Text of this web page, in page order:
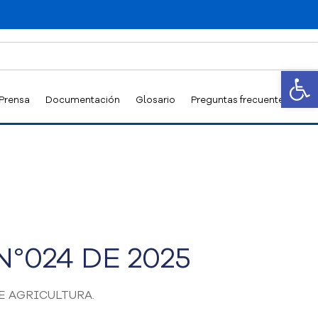
Documentación Glosario Preguntas frecuentes
DE 2025
AGRICULTURA.